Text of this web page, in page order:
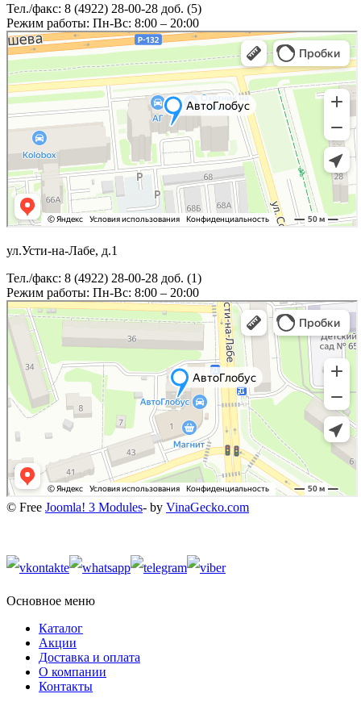
Тел./факс: 8 (4922) 28-00-28 доб. (5)
Режим работы: Пн-Вс: 8:00 – 20:00
ул.Усти-на-Лабе, д.1
Тел./факс: 8 (4922) 28-00-28 доб. (1)
Режим работы: Пн-Вс: 8:00 – 20:00
© Free Joomla! 3 Modules- by VinaGecko.com
Основное меню
Каталог
Акции
Доставка и оплата
О компании
Контакты